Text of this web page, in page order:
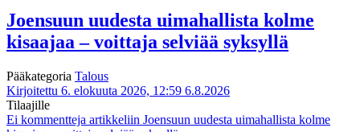
Joensuun uudesta uimahallista kolme
kisaajaa – voittaja selviää syksyllä
Pääkategoria Talous
Kirjoitettu 6. elokuuta 2026, 12:59 6.8.2026
Tilaajille
Ei kommentteja artikkeliin Joensuun uudesta uimahallista kolme